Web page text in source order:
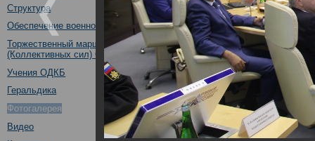
Структура
Обеспечение военной безопасности
Торжественный марш Войск
(Коллективных сил) ОДКБ
Учения ОДКБ
Геральдика
Фотогалерея
Видео
02.10.2017